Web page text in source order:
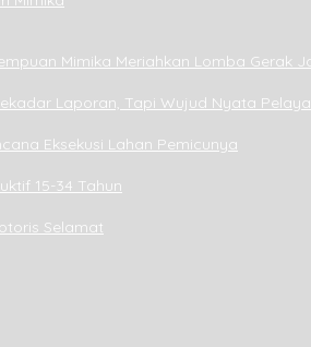
Mimika Meriahkan Lomba Gerak
Laporan, Tapi Wujud Nyata
Eksekusi Lahan Pemicunya
15-34 Tahun
Selamat